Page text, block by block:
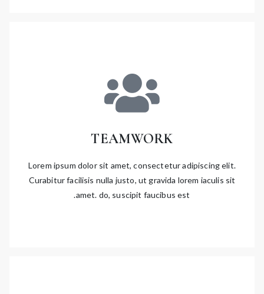
TEAMWORK
Lorem ipsum dolor sit amet, consectetur adipiscing elit.
Curabitur facilisis nulla justo, ut gravida lorem iaculis sit
amet. do, suscipit faucibus est.